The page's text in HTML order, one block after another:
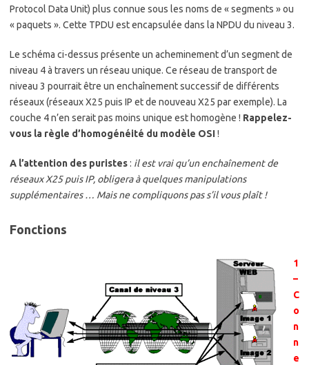
Protocol Data Unit) plus connue sous les noms de « segments » ou
« paquets ». Cette TPDU est encapsulée dans la NPDU du niveau 3.
Le schéma ci-dessus présente un acheminement d’un segment de
niveau 4 à travers un réseau unique. Ce réseau de transport de
niveau 3 pourrait être un enchaînement successif de différents
réseaux (réseaux X25 puis IP et de nouveau X25 par exemple). La
couche 4 n’en serait pas moins unique est homogène ! Rappelez-
vous la règle d’homogénéité du modèle OSI!
A l’attention des puristes: il est vrai qu’un enchaînement de
réseaux X25 puis IP, obligera à quelques manipulations
supplémentaires … Mais ne compliquons pas s’il vous plaît !
Fonctions
1
–
C
o
n
n
e